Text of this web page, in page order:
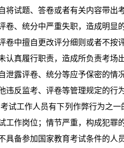
自将试题、答卷或者有关内容带出
评卷、统分中严重失职，造成明
评卷中擅自更改评分细则或者不按
未认真履行职责，造成所负责考场
泄露评卷、统分等应予保密的情
违反监考、评卷等管理规定的行
试工作人员有下列作弊行为之
工作岗位；情节严重，构成犯罪
不具备参加国家教育考试条件的